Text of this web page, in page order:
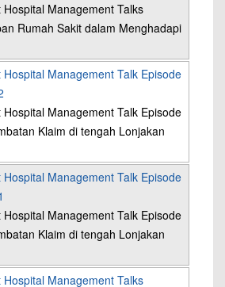
Hospital Management Talks
Rumah Sakit dalam Menghadapi
Hospital Management Talk Episode
Hospital Management Talk Episode
Klaim di tengah Lonjakan
Hospital Management Talk Episode
Hospital Management Talk Episode
Klaim di tengah Lonjakan
Hospital Management Talks